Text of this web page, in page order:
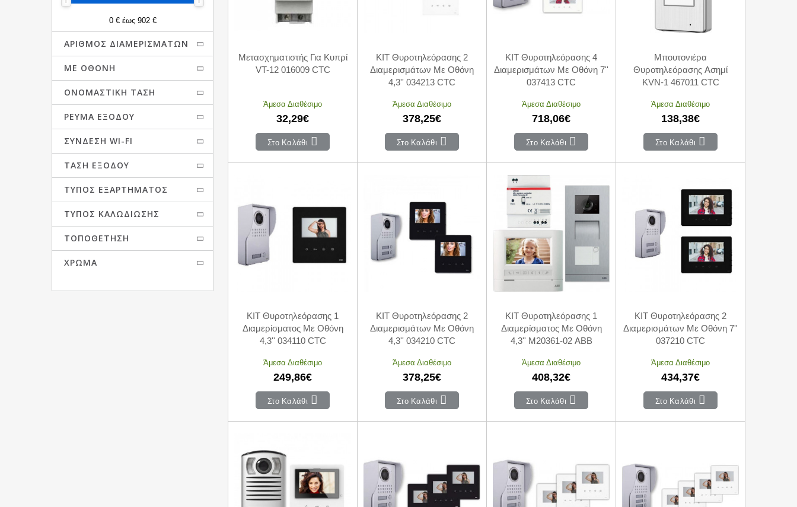
0 € έως 902 €
ΑΡΙΘΜΌΣ ΔΙΑΜΕΡΙΣΜΆΤΩΝ
ΜΕ ΟΘΌΝΗ
ΟΝΟΜΑΣΤΙΚΉ ΤΆΣΗ
ΡΕΎΜΑ ΕΞΌΔΟΥ
ΣΎΝΔΕΣΗ WI-FI
ΤΆΣΗ ΕΞΌΔΟΥ
ΤΎΠΟΣ ΕΞΑΡΤΉΜΑΤΟΣ
ΤΎΠΟΣ ΚΑΛΩΔΊΩΣΗΣ
ΤΟΠΟΘΈΤΗΣΗ
ΧΡΏΜΑ
Μετασχηματιστής Για Κυπρί
VT-12 016009 CTC
Άμεσα Διαθέσιμο
32,29€
Στο Καλάθι
KIT Θυροτηλεόρασης 2
Διαμερισμάτων Με Οθόνη
4,3'' 034213 CTC
Άμεσα Διαθέσιμο
378,25€
Στο Καλάθι
KIT Θυροτηλεόρασης 4
Διαμερισμάτων Με Οθόνη 7''
037413 CTC
Άμεσα Διαθέσιμο
718,06€
Στο Καλάθι
Mπουτονιέρα
Θυροτηλεόρασης Ασημί
KVN-1 467011 CTC
Άμεσα Διαθέσιμο
138,38€
Στο Καλάθι
KIT Θυροτηλεόρασης 1
Διαμερίσματος Με Οθόνη
4,3'' 034110 CTC
Άμεσα Διαθέσιμο
249,86€
Στο Καλάθι
KIT Θυροτηλεόρασης 2
Διαμερισμάτων Με Οθόνη
4,3'' 034210 CTC
Άμεσα Διαθέσιμο
378,25€
Στο Καλάθι
KIT Θυροτηλεόρασης 1
Διαμερίσματος Με Οθόνη
4,3'' M20361-02 ABB
Άμεσα Διαθέσιμο
408,32€
Στο Καλάθι
KIT Θυροτηλεόρασης 2
Διαμερισμάτων Με Οθόνη 7''
037210 CTC
Άμεσα Διαθέσιμο
434,37€
Στο Καλάθι